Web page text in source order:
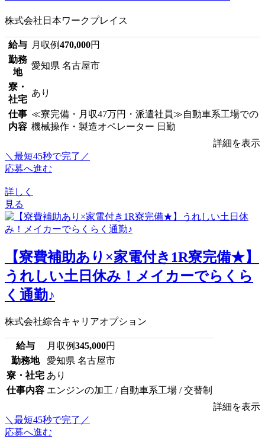
株式会社日本ワークプレイス
給与 月収例470,000円
勤務
地
愛知県 名古屋市
寮・
社宅
あり
仕事
内容
≪寮完備・月収47万円・派遣社員≫自動車系工場での
機械操作・製造オペレーター 日勤
詳細を表示
＼最短45秒で完了／
応募へ進む
詳しく
見る
【寮費補助あり×家電付き1R寮完備★】
うれしい土日休み！メイカーでらくら
く通勤♪
株式会社綜合キャリアオプション
給与 月収例345,000円
勤務地
愛知県 名古屋市
寮・社宅 あり
仕事内容 エンジンの加工 / 自動車系工場 / 交替制
詳細を表示
＼最短45秒で完了／
応募へ進む